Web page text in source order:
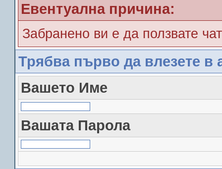
Евентуална причина:
Забранено ви е да ползвате
Трябва първо да влезете в
Вашето Име
Вашата Парола